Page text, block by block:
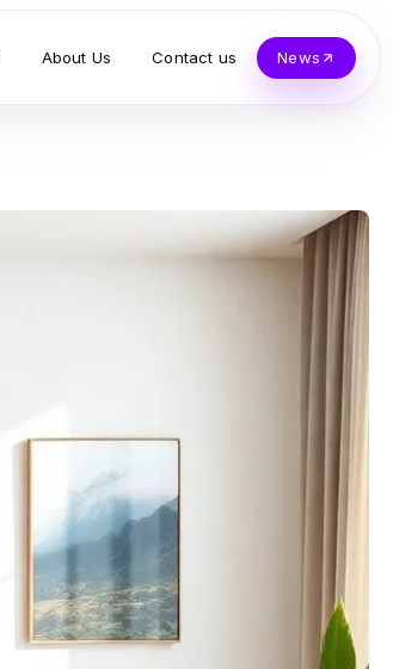
About Us Contact us News